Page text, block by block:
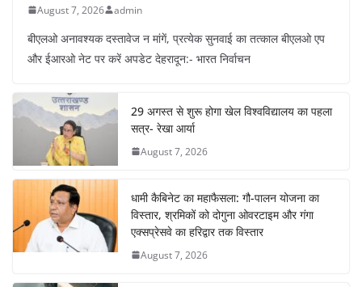
August 7, 2026 admin
बीएलओ अनावश्यक दस्तावेज न मांगें, प्रत्येक सुनवाई का तत्काल बीएलओ एप
और ईआरओ नेट पर करें अपडेट देहरादून:- भारत निर्वाचन
29 अगस्त से शुरू होगा खेल विश्वविद्यालय का पहला
सत्र- रेखा आर्या
August 7, 2026
धामी कैबिनेट का महाफैसला: गौ-पालन योजना का
विस्तार, श्रमिकों को दोगुना ओवरटाइम और गंगा
एक्सप्रेसवे का हरिद्वार तक विस्तार
August 7, 2026